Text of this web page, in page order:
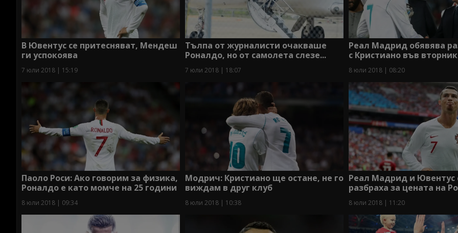
В Ювентус се притесняват, Мендеш
ги успокоява
7 юли 2018 | 15:19
Тълпа от журналисти очакваше
Роналдо, но от самолета слезе...
7 юли 2018 | 18:07
Реал Мадрид обявява
с Кристиано във вторник
8 юли 2018 | 08:20
Паоло Роси: Ако говорим за физика,
Роналдо е като момче на 25 години
8 юли 2018 | 09:34
Модрич: Кристиано ще остане, не го
виждам в друг клуб
8 юли 2018 | 10:38
Реал Мадрид и Ювентус
разбраха за цената на
8 юли 2018 | 11:20